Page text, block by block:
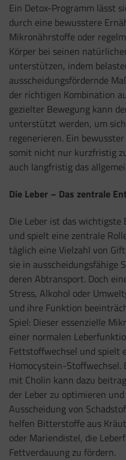
Ein Detox-Programm lässt
durch eine bewusstere
Mikronährstoffe oder
Körper bei seinen
unterstützen, indem
ausscheidungsfördernde
der richtigen Kombination
gezielter Bewegung kann
unterstützt werden, um
regenerieren. Ein
somit nicht nur kurzfristig
auch langfristig das
Die Leber – Das zentrale
Die Leber ist das
und spielt eine zentrale
täglich eine Vielzahl von
sie in ausscheidungsfähige
deren Abtransport. Doch
Stress, Alkohol oder
und ihre Funktion
Spiel: Dieser essenzielle
einer normalen
Fettstoffwechsel und spielt
Homocystein-Stoffwechsel.
mit Cholin kann dazu
der Leber zu optimieren
Ausscheidung von
helfen Bitterstoffe aus
oder Mariendistel, die
Fettverdauung zu fördern.